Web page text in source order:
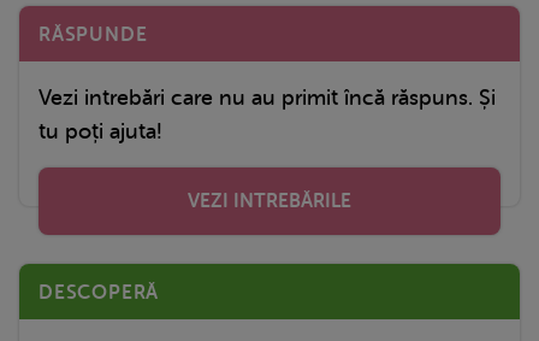
RĂSPUNDE
Vezi intrebări care nu au primit încă răspuns. Și
tu poți ajuta!
VEZI INTREBĂRILE
DESCOPERĂ